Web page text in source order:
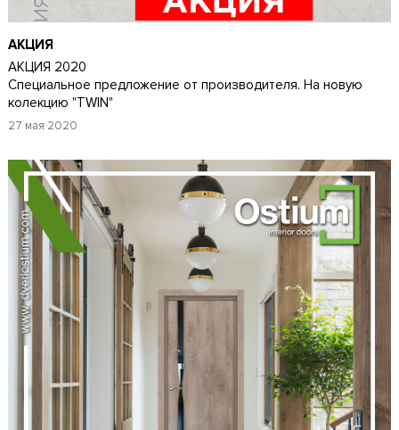
АКЦИЯ
АКЦИЯ 2020
Специальное предложение от производителя. На новую
колекцию "TWIN"
27 мая 2020